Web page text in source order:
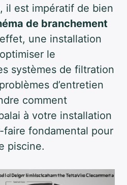
il est impératif de bien
de branchement
une installation
le
systèmes de filtration
d’entretien
comment
à votre installation
fondamental pour
piscine.